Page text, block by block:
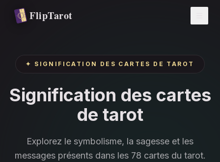
Aller au contenu principal
FlipTarot
✦ SIGNIFICATION DES CARTES DE TAROT
Signification des cartes
de tarot
Explorez le symbolisme, la sagesse et les
messages présents dans les 78 cartes du tarot.